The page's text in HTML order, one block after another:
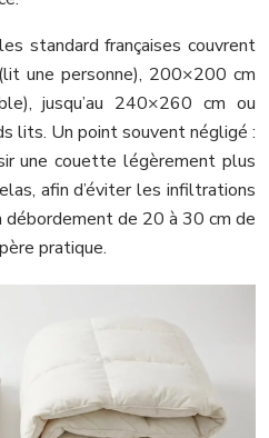
standard françaises couvrent
une personne), 200×200 cm
jusqu’au 240×260 cm ou
lits. Un point souvent négligé :
une couette légèrement plus
afin d’éviter les infiltrations
débordement de 20 à 30 cm de
pratique.